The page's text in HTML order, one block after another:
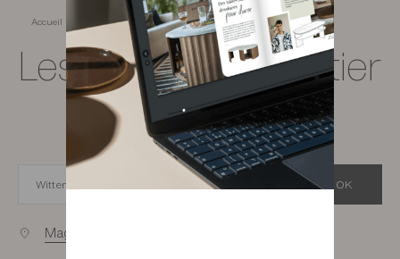
Accueil Magasins de meubles à Wittenheim
Les magasins Gautier
à Wittenheim
OK
Magasins proches de vous